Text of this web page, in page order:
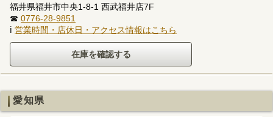
福井県福井市中央1-8-1 西武福井店7F
☎ 0776-28-9851
ℹ 営業時間・店休日・アクセス情報はこちら
愛知県